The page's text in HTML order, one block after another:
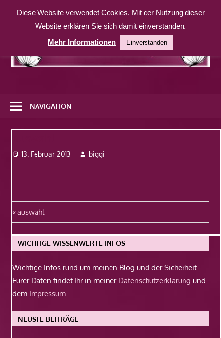
Inhalt
weitere
Website
NAVIGATION
13. Februar 2013 biggi
Beitragsnavigation
Vorheriger
Beitrag:
auswahl
WICHTIGE WISSENWERTE INFOS
Wichtige Infos rund um meinen Blog und der Sicherheit
Eurer Daten findet Ihr in meiner Datenschutzerklärung und
dem Impressum
NEUSTE BEITRÄGE
Diese Website verwendet Cookies. Mit der Nutzung dieser
Website erklären Sie sich damit einverstanden.
Mehr Informationen
Einverstanden